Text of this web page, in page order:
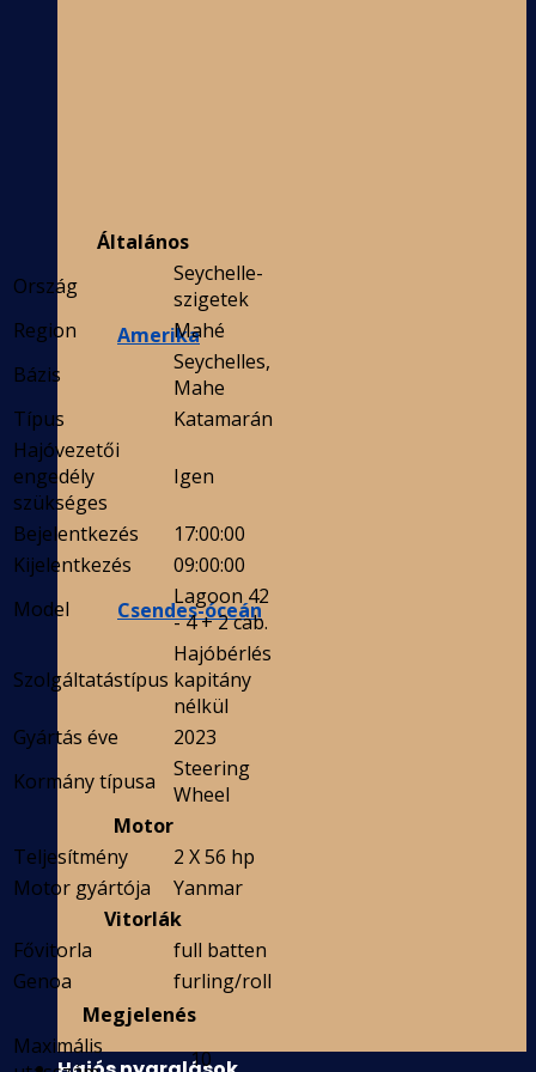
Amerika
Csendes-óceán
Általános
Ország
Seychelle-
szigetek
Region
Mahé
Bázis
Seychelles,
Mahe
Típus
Katamarán
Hajóvezetői
engedély
szükséges
Igen
Bejelentkezés
17:00:00
Kijelentkezés
09:00:00
Model
Lagoon 42
- 4 + 2 cab.
Szolgáltatástípus
Hajóbérlés
kapitány
nélkül
Gyártás éve
2023
Kormány típusa
Steering
Wheel
Motor
Teljesítmény
2 X 56 hp
Motor gyártója
Yanmar
Vitorlák
Fővitorla
full batten
Genoa
furling/roll
Megjelenés
Maximális
10